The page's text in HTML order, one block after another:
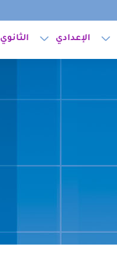
الإعدادي الثانوي